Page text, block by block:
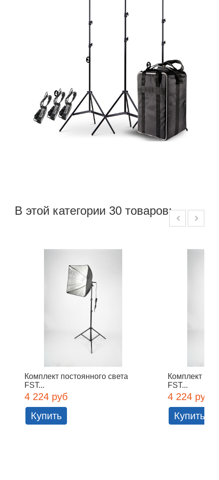
В этой категории 30 товаров:
Комплект постоянного света
FST...
4 224 руб
Купить
Комплект
FST...
4 224 руб
Купить